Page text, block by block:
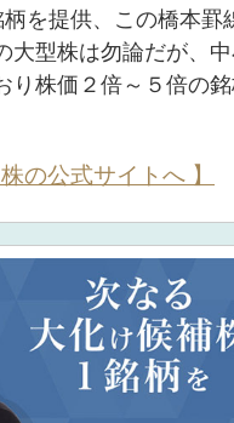
を提供、この橋本罫
大型株は勿論だが、
り株価２倍～５倍の
株の公式サイトへ 】